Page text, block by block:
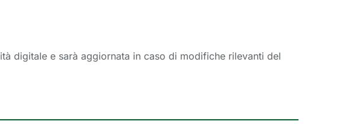
digitale e sarà aggiornata in caso di modifiche rilevanti del